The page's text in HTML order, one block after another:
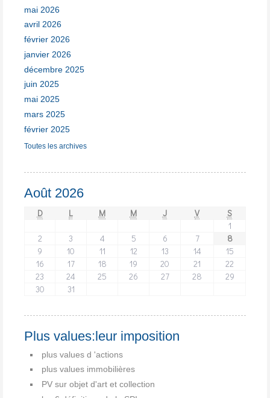
mai 2026
avril 2026
février 2026
janvier 2026
décembre 2025
juin 2025
mai 2025
mars 2025
février 2025
Toutes les archives
Août 2026
D L M M J V
S
1
2
3 4 5 6 7
8
9
10 11 12 13 14
15
16
17 18 19 20 21
22
23
24 25 26 27 28
29
30
31
Plus values:leur imposition
plus values d 'actions
plus values immobilières
PV sur objet d'art et collection